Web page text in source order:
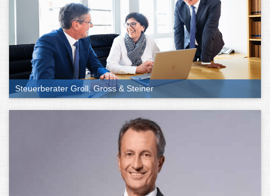
Steuerberater Groll, Gross & Steiner